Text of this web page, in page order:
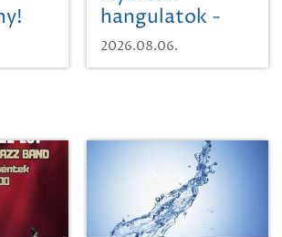
hangulatok -
Mágnás Miska
2026.08.06.